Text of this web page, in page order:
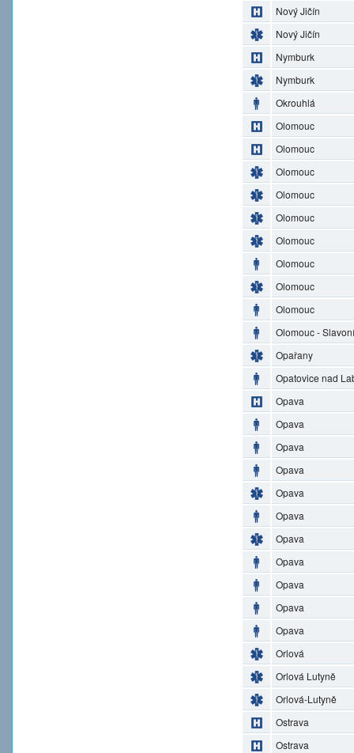
Nový Jičín
Nový Jičín
Nymburk
Nymburk
Okrouhlá
Olomouc
Olomouc
Olomouc
Olomouc
Olomouc
Olomouc
Olomouc
Olomouc
Olomouc
Olomouc -
Opařany
Opatovice nad
Opava
Opava
Opava
Opava
Opava
Opava
Opava
Opava
Opava
Opava
Opava
Orlová
Orlová Lutyně
Orlová-Lutyně
Ostrava
Ostrava